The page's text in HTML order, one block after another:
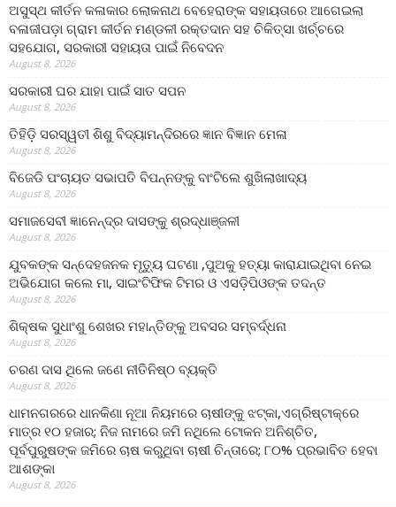
ଅସୁସ୍ଥ କୀର୍ତନ କଳାକାର ଲୋକନାଥ ବେହେରାଙ୍କ ସହାୟତାରେ ଆଗେଇଲା
ବଳାଜୀପଡ଼ା ଗ୍ରାମ କୀର୍ତନ ମଣ୍ଡଳୀ ରକ୍ତଦାନ ସହ ଚିକିତ୍ସା ଖର୍ଚ୍ଚରେ
ସହଯୋଗ, ସରକାରୀ ସହାୟତା ପାଇଁ ନିବେଦନ
August 8, 2026
ସରକାରୀ ଘର ଯାହା ପାଇଁ ସାତ ସପନ
August 8, 2026
ତିହିଡି଼ ସରସ୍ୱତୀ ଶିଶୁ ବିଦ୍ୟାମନ୍ଦିରରେ ଜ୍ଞାନ ବିଜ୍ଞାନ ମେଳା
August 8, 2026
ବିଜେଡି ପଂଚାୟତ ସଭାପତି ବିପନ୍ନଙ୍କୁ ବାଂଟିଲେ ଶୁଖିଲାଖାଦ୍ୟ
August 8, 2026
ସମାଜସେବୀ ଜ୍ଞାନେନ୍ଦ୍ର ଦାସଙ୍କୁ ଶ୍ରଦ୍ଧାଞ୍ଜଳୀ
August 8, 2026
ଯୁବକଙ୍କ ସନ୍ଦେହଜନକ ମୃତ୍ୟୁ ଘଟଣା ,ପୁଅକୁ ହତ୍ୟା କାରାଯାଇଥିବା ନେଇ
ଅଭିଯୋଗ କଲେ ମା, ସାଇଂଟିଫିକ ଟିମର ଓ ଏସଡ଼ିପିଓଙ୍କ ତଦନ୍ତ
August 8, 2026
ଶିକ୍ଷକ ସୁଧାଂଶୁ ଶେଖର ମହାନ୍ତିଙ୍କୁ ଅବସର ସମ୍ବର୍ଦ୍ଧନା
August 8, 2026
ଚରଣ ଦାସ ଥିଲେ ଜଣେ ନୀତିନିଷ୍ଠ ବ୍ୟକ୍ତି
August 8, 2026
ଧାମନଗରରେ ଧାନକିଣା ନୂଆ ନିୟମରେ ଚାଷୀଙ୍କୁ ଝଟ୍‌କା,ଏଗ୍ରିଷ୍ଟାକ୍‌ରେ
ମାତ୍ର ୧୦ ହଜାର; ନିଜ ନାମରେ ଜମି ନଥିଲେ ଟୋକନ ଅନିଶ୍ଚିତ,
ପୂର୍ବପୁରୁଷଙ୍କ ଜମିରେ ଚାଷ କରୁଥିବା ଚାଷୀ ଚିନ୍ତାରେ; ୮୦% ପ୍ରଭାବିତ ହେବା
ଆଶଙ୍କା
August 8, 2026